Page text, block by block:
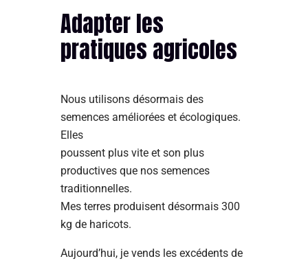
Adapter les
pratiques agricoles
Nous utilisons désormais des
semences améliorées et écologiques.
Elles
poussent plus vite et son plus
productives que nos semences
traditionnelles.
Mes terres produisent désormais 300
kg de haricots.
Aujourd’hui, je vends les excédents de